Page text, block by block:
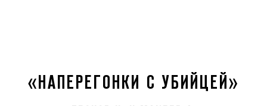
«НАПЕРЕГОНКИ С УБИЙЦЕЙ»